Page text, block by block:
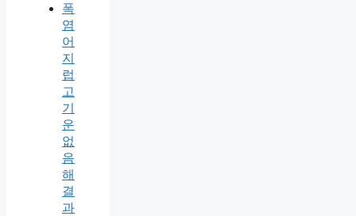
폭
염
어
지
럽
고
기
운
없
음
해
결
과